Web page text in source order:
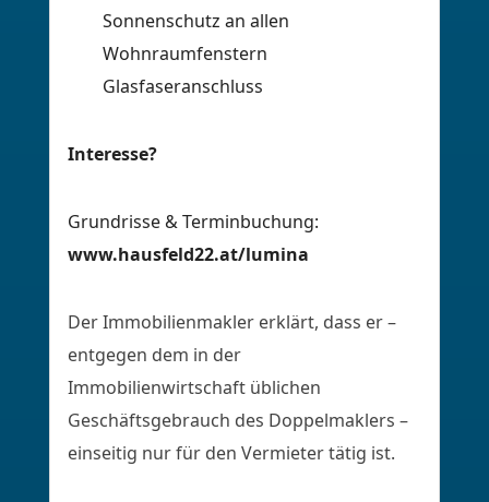
Sonnenschutz an allen
Wohnraumfenstern
Glasfaseranschluss
Interesse?
Grundrisse & Terminbuchung:
www.hausfeld22.at/lumina
Der Immobilienmakler erklärt, dass er –
entgegen dem in der
Immobilienwirtschaft üblichen
Geschäftsgebrauch des Doppelmaklers –
einseitig nur für den Vermieter tätig ist.